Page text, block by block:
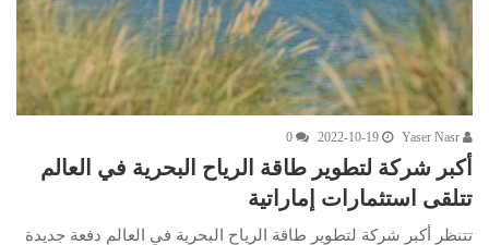
2022-10-19
0
أكبر شركة لتطوير طاقة الرياح البحرية في العالم
تتلقى استثمارات إماراتية
تتنظر أكبر شركة لتطوير طاقة الرياح البحرية في العالم دفعة جديدة